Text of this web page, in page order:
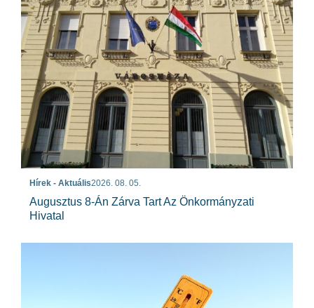
Hírek - Aktuális2026. 08. 05.
Augusztus 8-Án Zárva Tart Az Önkormányzati
Hivatal